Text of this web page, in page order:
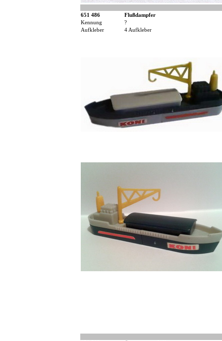
651 486
Flußdampfer
Kennung
?
Aufkleber
4 Aufkleber